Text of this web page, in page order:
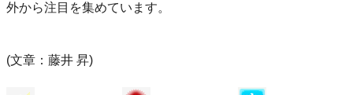
外から注目を集めています。
(文章：藤井 昇)